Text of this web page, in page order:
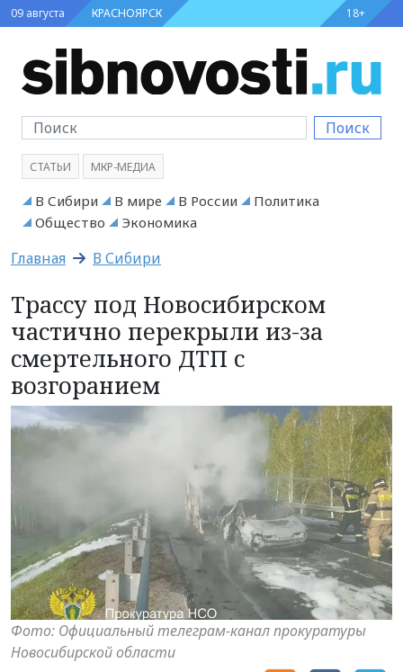
09 августа КРАСНОЯРСК 18+
Поиск
СТАТЬИ МКР-МЕДИА
В Сибири В мире В России
Политика
Общество
Экономика
Главная В Сибири
Трассу под Новосибирском
частично перекрыли из-за
смертельного ДТП с
возгоранием
Фото: Официальный телеграм-канал прокуратуры
Новосибирской области